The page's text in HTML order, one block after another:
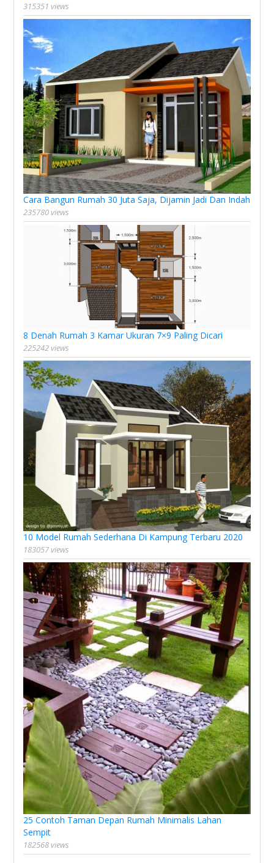
315351 views
Cara Bangun Rumah 30 Juta Saja, Dijamin Jadi Dan Indah
235780 views
8 Denah Rumah 3 Kamar Ukuran 7×9 Paling Dicari
225242 views
10 Model Rumah Sederhana Di Kampung Terbaru 2020
183057 views
25 Contoh Taman Depan Rumah Minimalis Lahan
Sempit
182568 views